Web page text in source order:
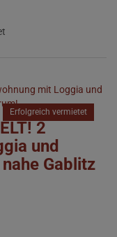
Erfolgreich vermietet
2
und
Gablitz